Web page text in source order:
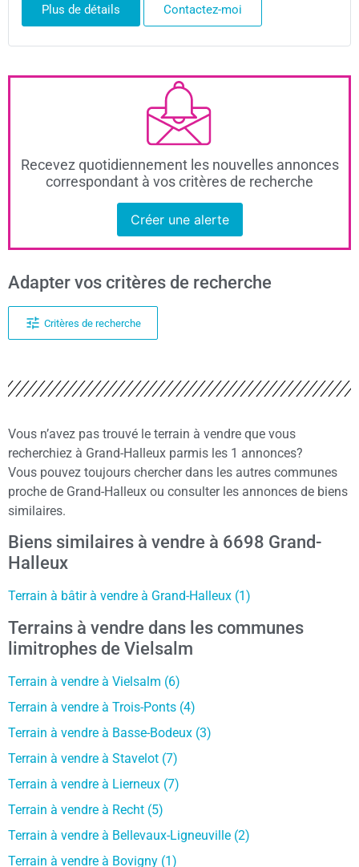
Plus de détails Contactez-moi
Recevez quotidiennement les nouvelles annonces
correspondant à vos critères de recherche
Créer une alerte
Adapter vos critères de recherche
Critères de recherche
Vous n’avez pas trouvé le terrain à vendre que vous
recherchiez à Grand-Halleux parmis les 1 annonces?
Vous pouvez toujours chercher dans les autres communes
proche de Grand-Halleux ou consulter les annonces de biens
similaires.
Biens similaires à vendre à 6698 Grand-
Halleux
Terrain à bâtir à vendre à Grand-Halleux (1)
Terrains à vendre dans les communes
limitrophes de Vielsalm
Terrain à vendre à Vielsalm (6)
Terrain à vendre à Trois-Ponts (4)
Terrain à vendre à Basse-Bodeux (3)
Terrain à vendre à Stavelot (7)
Terrain à vendre à Lierneux (7)
Terrain à vendre à Recht (5)
Terrain à vendre à Bellevaux-Ligneuville (2)
Terrain à vendre à Bovigny (1)